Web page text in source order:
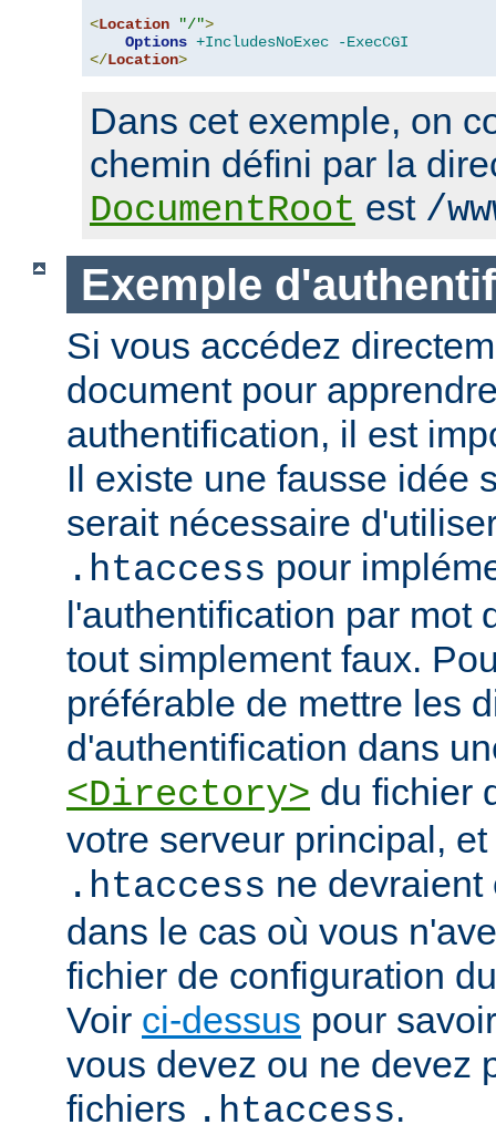
<Location "/">
Options +IncludesNoExec
-ExecCGI
</Location>
Dans cet exemple, on
chemin défini par la
DocumentRoot est /
Exemple
Si vous accédez
document pour
authentification, il est
Il existe une fausse idée
serait nécessaire
.htaccess pour
l'authentification par mot
tout simplement faux.
préférable de mettre les
d'authentification dans
<Directory> du fichier
votre serveur principal,
.htaccess ne
dans le cas où vous
fichier de configuration
Voir ci-dessus pour
vous devez ou ne devez
fichiers .htaccess.